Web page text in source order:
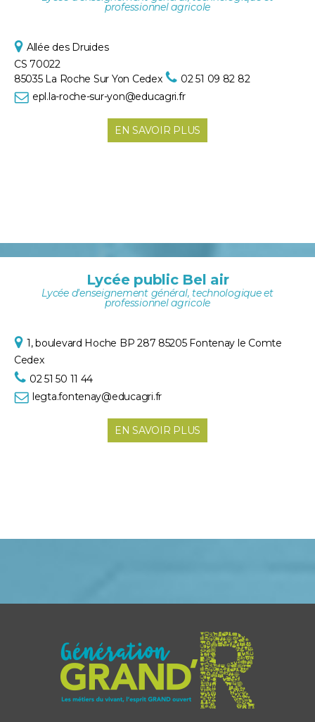
professionnel agricole
Allée des Druides
CS 70022
85035 La Roche Sur Yon Cedex
02 51 09 82 82
epl.la-roche-sur-yon@educagri.fr
EN SAVOIR PLUS
Lycée public Bel air
Lycée d'enseignement général, technologique et
professionnel agricole
1, boulevard Hoche BP 287 85205 Fontenay le Comte
Cedex
02 51 50 11 44
legta.fontenay@educagri.fr
EN SAVOIR PLUS